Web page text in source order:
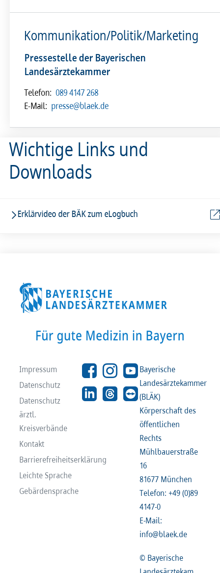
Kommunikation/Politik/Marketing
Pressestelle der Bayerischen
Landesärztekammer
Telefon: 089 4147 268
E-Mail: presse@blaek.de
Wichtige Links und
Downloads
Erklärvideo der BÄK zum eLogbuch
Impressum
Datenschutz
Datenschutz
ärztl.
Kreisverbände
Kontakt
Barrierefreiheitserklärung
Leichte Sprache
Gebärdensprache
Bayerische
Landesärztekammer
(BLÄK)
Körperschaft des
öffentlichen
Rechts
Mühlbauerstraße
16
81677 München
Telefon: +49 (0)89
4147-0
E-Mail:
info@blaek.de
© Bayerische